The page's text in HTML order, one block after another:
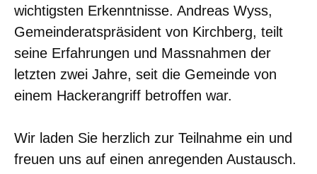
wichtigsten Erkenntnisse. Andreas Wyss,
Gemeinderatspräsident von Kirchberg, teilt
seine Erfahrungen und Massnahmen der
letzten zwei Jahre, seit die Gemeinde von
einem Hackerangriff betroffen war.
Wir laden Sie herzlich zur Teilnahme ein und
freuen uns auf einen anregenden Austausch.